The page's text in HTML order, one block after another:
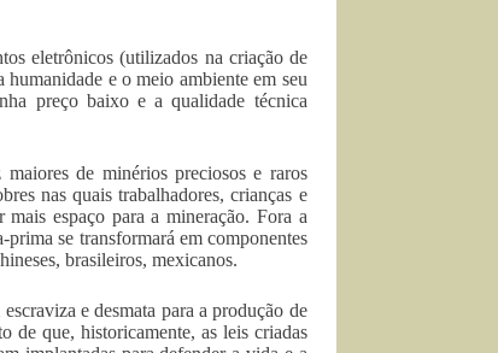
eletrônicos (utilizados na criação de
e o meio ambiente em seu
preço baixo e a qualidade técnica
de minérios preciosos e raros
nas quais trabalhadores, crianças e
espaço para a mineração. Fora a
prima se transformará em componentes
brasileiros, mexicanos.
e desmata para a produção de
de que, historicamente, as leis criadas